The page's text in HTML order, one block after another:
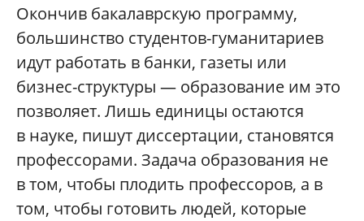
Окончив бакалаврскую программу,
большинство студентов-гуманитариев
идут работать в банки, газеты или
бизнес-структуры — образование им это
позволяет. Лишь единицы остаются
в науке, пишут диссертации, становятся
профессорами. Задача образования не
в том, чтобы плодить профессоров, а в
том, чтобы готовить людей, которые